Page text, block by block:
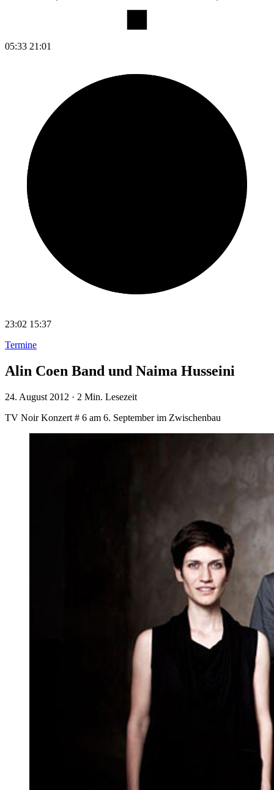
05:33 21:01
23:02 15:37
Termine
Alin Coen Band und Naima Husseini
24. August 2012 · 2 Min. Lesezeit
TV Noir Konzert # 6 am 6. September im Zwischenbau